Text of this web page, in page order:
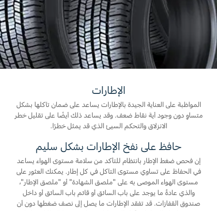
البحرين
العراق
الأردن
لبنان
سلطنة
عمان
قطر
‫المملكة
البحث عن الوكيل
أسطول فورد
فورد بروتكت
خطة الخدمات الممتدة
خطة الخدمات الممتدة
إصلاح أضرار الحوادث
القسائم والخصومات الخاصة بالصيانة
الإطارات
خدمة المحرك
خدمة البطارية
تغيير زيت
تغيير الفلاتر
الإطارات
المواظبة على العناية الجيدة بالإطارات يساعد على ضمان تآكلها بشكل
متساوٍ دون وجود أية نقاط ضعف. وقد يساعد ذلك أيضًا على تقليل خطر
الانزلاق والتحكم السيئ الذي قد يمثل خطرًا.
حافظ على نفخ الإطارات بشكل سليم
إن فحص ضغط الإطار بانتظام للتأكد من سلامة مستوى الهواء يساعد
في الحفاظ على تساوي مستوى التآكل في كل إطار. يمكنك العثور على
مستوى الهواء الموصى به على "ملصق الشهادة" أو "ملصق الإطار"،
والذي عادةً ما يوجد على باب السائق أو قائم باب السائق أو داخل
صندوق القفازات. قد تفقد الإطارات ما يصل إلى نصف ضغطها دون أن